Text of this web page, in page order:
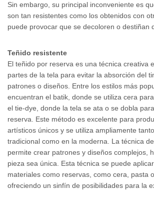
Sin embargo, su principal inconveniente es
son tan resistentes como los obtenidos con
puede provocar que se decoloren o destiñan
Teñido resistente
El teñido por reserva es una técnica creativa
partes de la tela para evitar la absorción del
patrones o diseños. Entre los estilos más
encuentran el batik, donde se utiliza cera
el tie-dye, donde la tela se ata o se dobla
reserva. Este método es excelente para
artísticos únicos y se utiliza ampliamente
tradicional como en la moderna. La técnica
permite crear patrones y diseños complejos,
pieza sea única. Esta técnica se puede
materiales como reservas, como cera, pasta
ofreciendo un sinfín de posibilidades para la